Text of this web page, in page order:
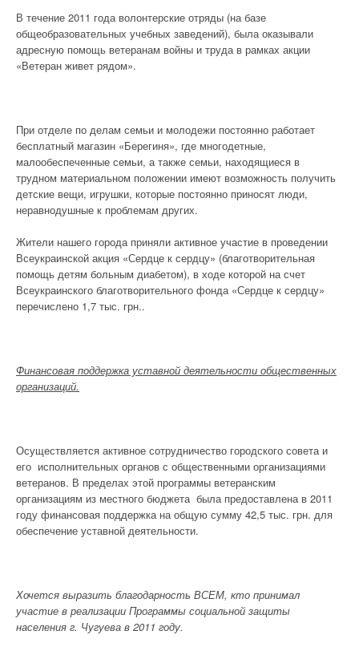
В течение 2011 года волонтерские отряды (на базе
общеобразовательных учебных заведений), была оказывали
адресную помощь ветеранам войны и труда в рамках акции
«Ветеран живет рядом».
При отделе по делам семьи и молодежи постоянно работает
бесплатный магазин «Берегиня», где многодетные,
малообеспеченные семьи, а также семьи, находящиеся в
трудном материальном положении имеют возможность получить
детские вещи, игрушки, которые постоянно приносят люди,
неравнодушные к проблемам других.
Жители нашего города приняли активное участие в проведении
Всеукраинской акция «Сердце к сердцу» (благотворительная
помощь детям больным диабетом), в ходе которой на счет
Всеукраинского благотворительного фонда «Сердце к сердцу»
перечислено 1,7 тыс. грн..
Финансовая поддержка уставной деятельности общественных
организаций.
Осуществляется активное сотрудничество городского совета и
его исполнительных органов с общественными организациями
ветеранов. В пределах этой программы ветеранским
организациям из местного бюджета была предоставлена в 2011
году финансовая поддержка на общую сумму 42,5 тыс. грн. для
обеспечение уставной деятельности.
Хочется выразить благодарность ВСЕМ, кто принимал
участие в реализации Программы социальной защиты
населения г. Чугуева в 2011 году.